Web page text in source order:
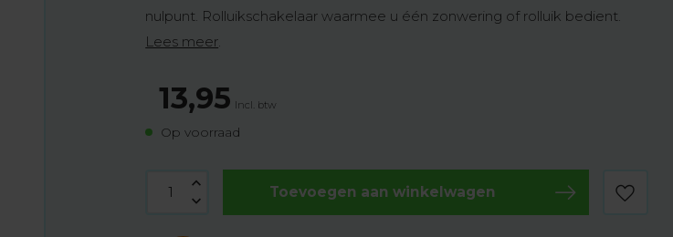
nulpunt. Rolluikschakelaar waarmee u één zonwering of rolluik bedient.
Lees meer.
13,95 Incl. btw
Op voorraad
Toevoegen aan winkelwagen